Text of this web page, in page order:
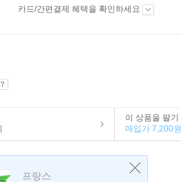
카드/간편결제 혜택을 확인하세요
이 상품을 팔기
매입가 7,200원
프랑스